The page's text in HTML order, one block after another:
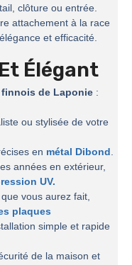
clôture ou entrée.
attachement à la race
et efficacité.
Élégant
de Laponie :
ou stylisée de votre
en métal Dibond.
années en extérieur,
UV.
vous aurez fait,
plaques
simple et rapide
de la maison et